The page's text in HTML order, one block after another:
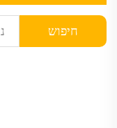
חיפוש